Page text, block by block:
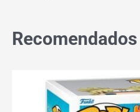
Recomendados